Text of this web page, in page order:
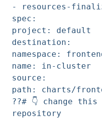
- resources-
spec:
project: default
destination:
namespace:
name: in-cluster
source:
path: charts/
??# 👇️ change
repository